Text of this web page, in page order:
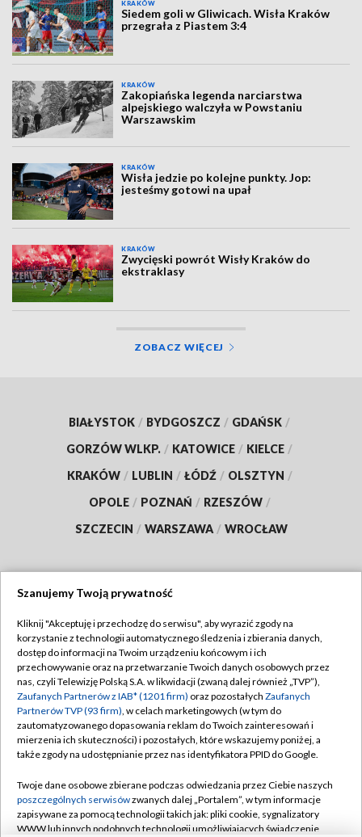
KRAKÓW
Siedem goli w Gliwicach. Wisła Kraków
przegrała z Piastem 3:4
KRAKÓW
Zakopiańska legenda narciarstwa
alpejskiego walczyła w Powstaniu
Warszawskim
KRAKÓW
Wisła jedzie po kolejne punkty. Jop:
jesteśmy gotowi na upał
KRAKÓW
Zwycięski powrót Wisły Kraków do
ekstraklasy
ZOBACZ WIĘCEJ
BIAŁYSTOK / BYDGOSZCZ / GDAŃSK /
GORZÓW WLKP. / KATOWICE / KIELCE /
KRAKÓW / LUBLIN / ŁÓDŹ / OLSZTYN /
OPOLE / POZNAŃ / RZESZÓW /
SZCZECIN / WARSZAWA / WROCŁAW
TVP
Abonament TVP
Emisja w TVP
Centrum informacji TVP
Naziemna Telewizja Cyfrowa
Rada Programowa
System NOS
Regulamin TVP
Polityka prywatności
Moje zgody
Pomoc
Kontakt
Szanujemy Twoją prywatność
Kliknij "Akceptuję i przechodzę do serwisu", aby wyrazić zgody na
korzystanie z technologii automatycznego śledzenia i zbierania danych,
dostęp do informacji na Twoim urządzeniu końcowym i ich
przechowywanie oraz na przetwarzanie Twoich danych osobowych przez
nas, czyli Telewizję Polską S.A. w likwidacji (zwaną dalej również „TVP”),
Zaufanych Partnerów z IAB* (1201 firm) oraz pozostałych Zaufanych
Partnerów TVP (93 firm), w celach marketingowych (w tym do
zautomatyzowanego dopasowania reklam do Twoich zainteresowań i
mierzenia ich skuteczności) i pozostałych, które wskazujemy poniżej, a
także zgody na udostępnianie przez nas identyfikatora PPID do Google.
Twoje dane osobowe zbierane podczas odwiedzania przez Ciebie naszych
poszczególnych serwisówzwanych dalej „Portalem”, w tym informacje
zapisywane za pomocą technologii takich jak: pliki cookie, sygnalizatory
WWW lub innych podobnych technologii umożliwiających świadczenie